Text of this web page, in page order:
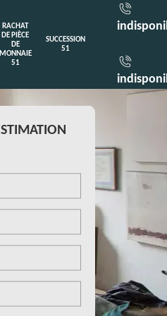
RACHAT
DE PIÈCE
DE
MONNAIE
51
SUCCESSION
51